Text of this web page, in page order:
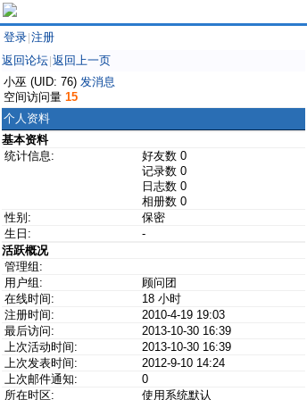
登录 注册
返回论坛 返回上一页
小巫 (UID: 76) 发消息
空间访问量 15
个人资料
基本资料
统计信息:
好友数 0
记录数 0
日志数 0
相册数 0
性别:
保密
生日:
-
活跃概况
管理组:
用户组:
顾问团
在线时间:
18 小时
注册时间:
2010-4-19 19:03
最后访问:
2013-10-30 16:39
上次活动时间:
2013-10-30 16:39
上次发表时间:
2012-9-10 14:24
上次邮件通知:
0
所在时区:
使用系统默认